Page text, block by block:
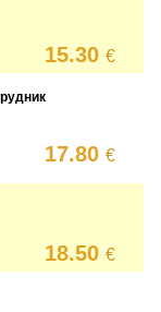
15.30€
17.80€
18.50€